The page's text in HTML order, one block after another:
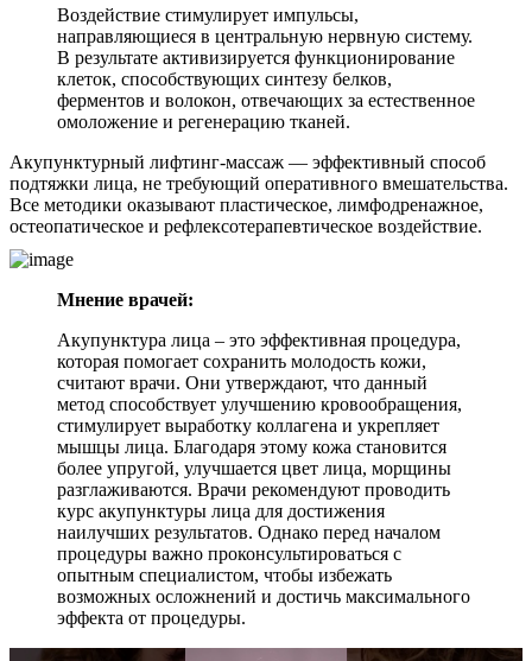
Воздействие стимулирует импульсы,
направляющиеся в центральную нервную систему.
В результате активизируется функционирование
клеток, способствующих синтезу белков,
ферментов и волокон, отвечающих за естественное
омоложение и регенерацию тканей.
Акупунктурный лифтинг-массаж — эффективный способ
подтяжки лица, не требующий оперативного вмешательства.
Все методики оказывают пластическое, лимфодренажное,
остеопатическое и рефлексотерапевтическое воздействие.
Мнение врачей:
Акупунктура лица – это эффективная процедура,
которая помогает сохранить молодость кожи,
считают врачи. Они утверждают, что данный
метод способствует улучшению кровообращения,
стимулирует выработку коллагена и укрепляет
мышцы лица. Благодаря этому кожа становится
более упругой, улучшается цвет лица, морщины
разглаживаются. Врачи рекомендуют проводить
курс акупунктуры лица для достижения
наилучших результатов. Однако перед началом
процедуры важно проконсультироваться с
опытным специалистом, чтобы избежать
возможных осложнений и достичь максимального
эффекта от процедуры.